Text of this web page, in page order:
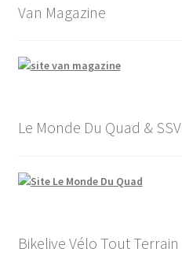
Van Magazine
Le Monde Du Quad & SSV
Bikelive Vélo Tout Terrain